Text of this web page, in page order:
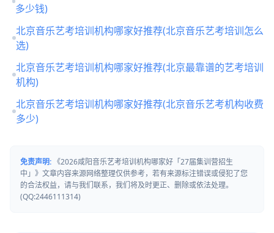
多少钱)
北京音乐艺考培训机构哪家好推荐(北京音乐艺考培训怎么
选)
北京音乐艺考培训机构哪家好推荐(北京最靠谱的艺考培训
机构)
北京音乐艺考培训机构哪家好推荐(北京音乐艺考机构收费
多少)
免责声明:《2026咸阳音乐艺考培训机构哪家好「27届集训营招生
中」》文章内容来源网络整理仅供参考，若有来源标注错误或侵犯了您
的合法权益，请与我们联系，我们将及时更正、删除或依法处理。